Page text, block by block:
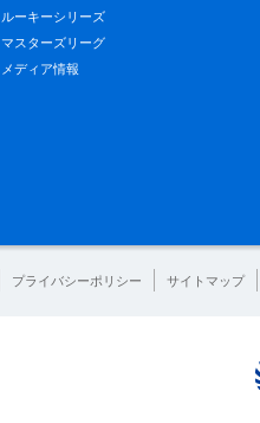
ルーキーシリーズ
マスターズリーグ
メディア情報
プライバシーポリシー サイトマップ